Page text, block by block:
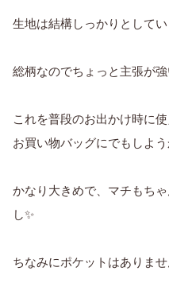
生地は結構しっかりとしてい
総柄なのでちょっと主張が
これを普段のお出かけ時に
お買い物バッグにでもしよう
かなり大きめで、マチもち
し✨
ちなみにポケットはありませ